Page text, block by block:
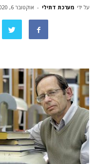
על ידי מערכת דתילי - אוקטובר 6, 2020